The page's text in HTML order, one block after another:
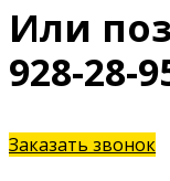
Или
928-28-
Заказать звонок